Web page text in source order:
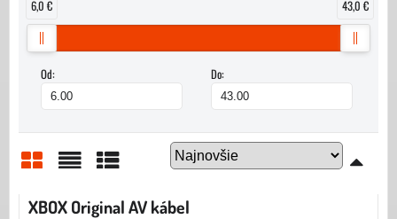
Od: Do:
6,0 € 43,0 €
MriežkaZoznamTabuľka
XBOX Original AV kábel